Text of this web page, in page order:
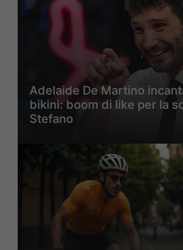
Adelaide De Martino
bikini: boom di like per la
Stefano